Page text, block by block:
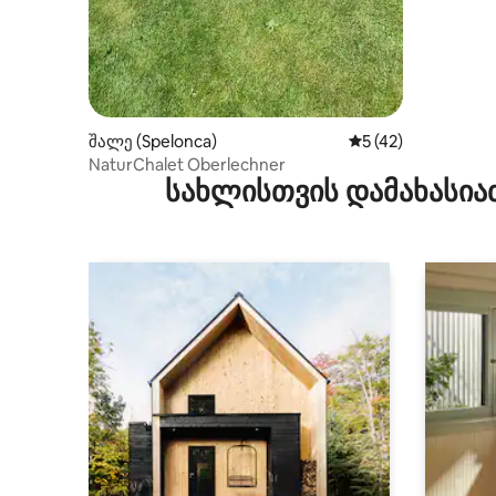
შალე (Spelonca) საშუალო
5 (42)
NaturChalet Oberlechner
სახლისთვის